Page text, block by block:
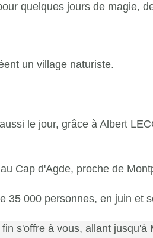
quelques jours de magie,
un village naturiste.
le jour, grâce à Albert
Cap d'Agde, proche de
35 000 personnes, en juin et
s'offre à vous, allant jusqu'à